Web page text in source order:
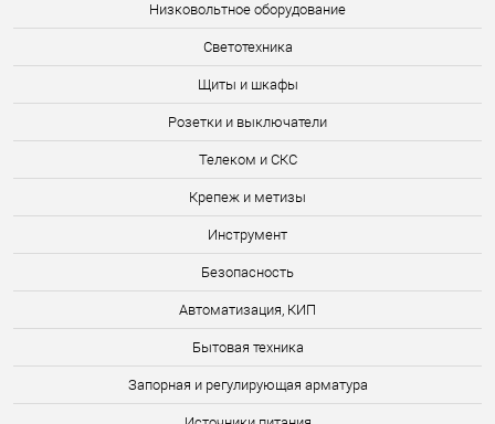
Низковольтное оборудование
Светотехника
Щиты и шкафы
Розетки и выключатели
Телеком и СКС
Крепеж и метизы
Инструмент
Безопасность
Автоматизация, КИП
Бытовая техника
Запорная и регулирующая арматура